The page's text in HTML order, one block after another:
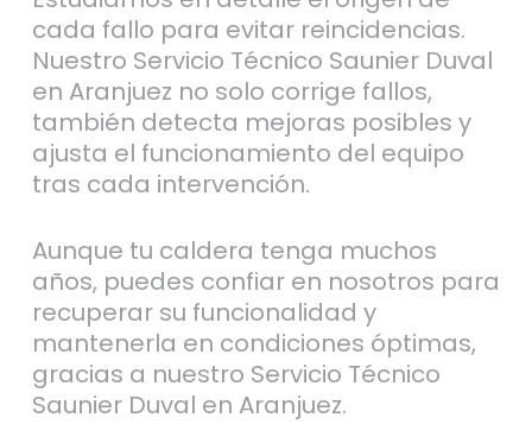
cada fallo para evitar reincidencias.
Nuestro Servicio Técnico Saunier Duval
en Aranjuez no solo corrige fallos,
también detecta mejoras posibles y
ajusta el funcionamiento del equipo
tras cada intervención.
Aunque tu caldera tenga muchos
años, puedes confiar en nosotros para
recuperar su funcionalidad y
mantenerla en condiciones óptimas,
gracias a nuestro Servicio Técnico
Saunier Duval en Aranjuez.